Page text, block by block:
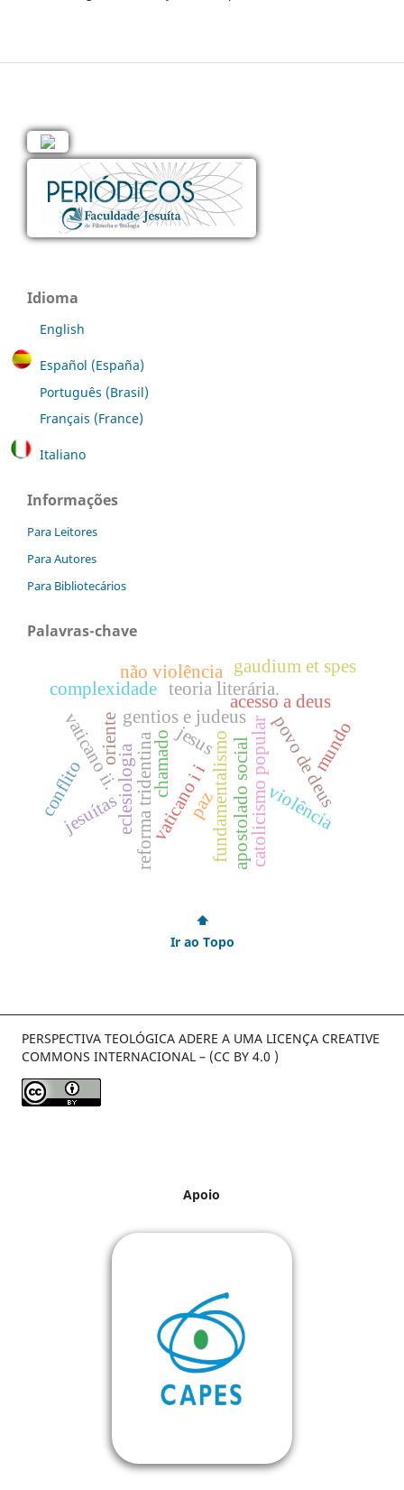
Idioma
English
Español (España)
Português (Brasil)
Français (France)
Italiano
Informações
Para Leitores
Para Autores
Para Bibliotecários
Palavras-chave
acesso a deus
jesus
gentios e judeus catolicismo popular
reforma tridentina
oriente
eclesiologia fundamentalismo
teoria literária.
chamado povo de deus
complexidade
vaticano ii.
vaticano i i violência
não violência
conflito paz
gaudium et spes
mundo
apostolado social
jesuítas
⬆
Ir ao Topo
PERSPECTIVA TEOLÓGICA ADERE A UMA LICENÇA CREATIVE
COMMONS INTERNACIONAL – (CC BY 4.0 )
Apoio